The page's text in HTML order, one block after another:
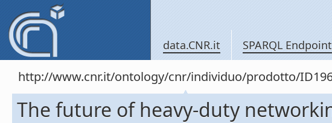
data.CNR.it SPARQL Endpoint
http://www.cnr.it/ontology/cnr/individuo/prodotto/
The future of heavy-duty